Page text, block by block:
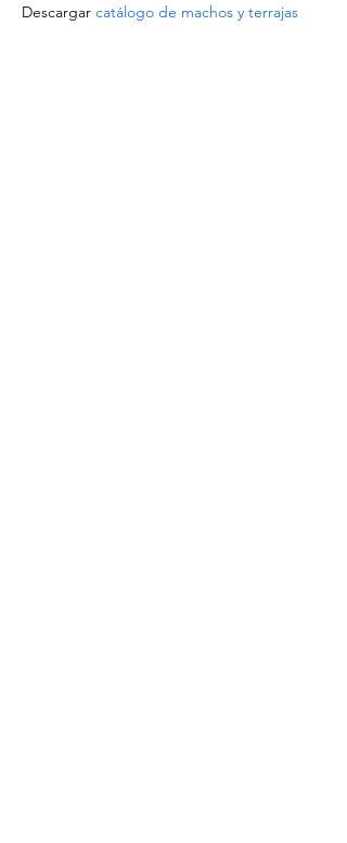
Descargar catálogo de machos y terrajas